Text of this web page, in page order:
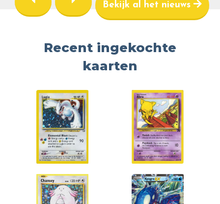
Bekijk al het nieuws
Recent ingekochte
kaarten